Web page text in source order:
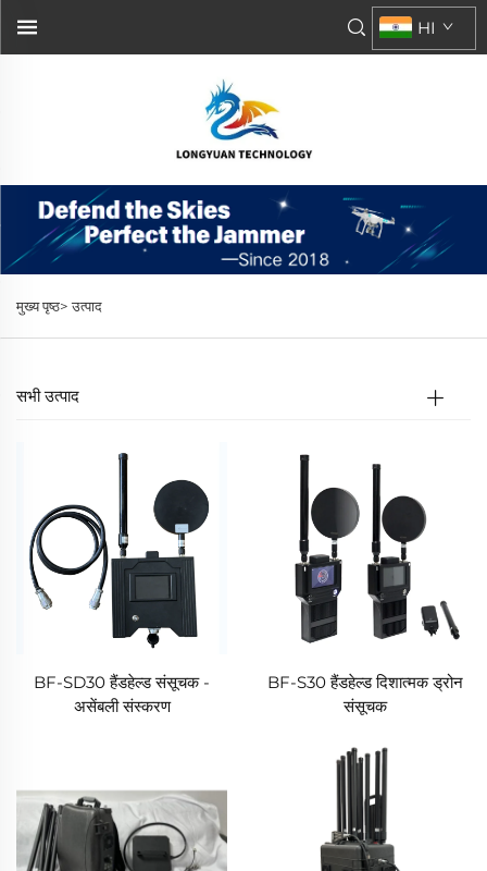
HI
मुख्य पृष्ठ> उत्पाद
सभी उत्पाद
BF-SD30 हैंडहेल्ड संसूचक -
असेंबली संस्करण
BF-S30 हैंडहेल्ड दिशात्मक ड्रोन
संसूचक